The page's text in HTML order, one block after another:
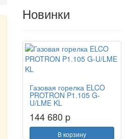
Новинки
Газовая горелка ELCO
PROTRON P1.105 G-
U/LME KL
144 680 p
В корзину